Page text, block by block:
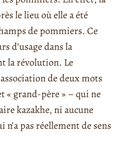
le lieu où elle a été
de pommiers. Ce
d’usage dans la
la révolution. Le
de deux mots
« grand-père » – qui ne
kazakhe, ni aucune
pas réellement de sens